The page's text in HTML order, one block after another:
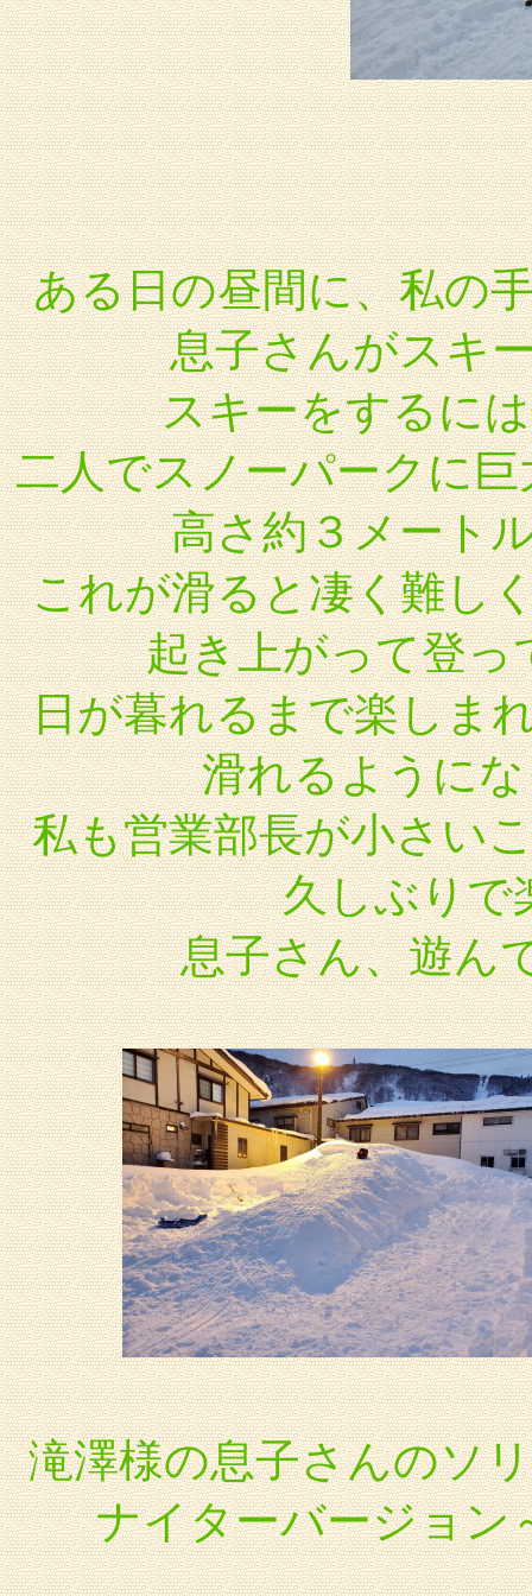
ある日の昼間に、私の
息子さんがスキ
スキーをするに
二人でスノーパークに
高さ約３メート
これが滑ると凄く難し
起き上がって登っ
日が暮れるまで楽しま
滑れるように
私も営業部長が小さい
久しぶりで
息子さん、遊ん
滝澤様の息子さんのソ
ナイターバージョン